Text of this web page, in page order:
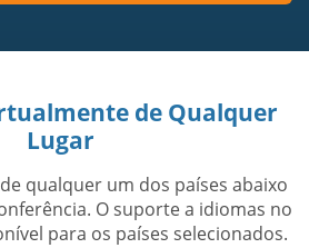
de Qualquer
Lugar
qualquer um dos países abaixo
O suporte a idiomas no
para os países selecionados.